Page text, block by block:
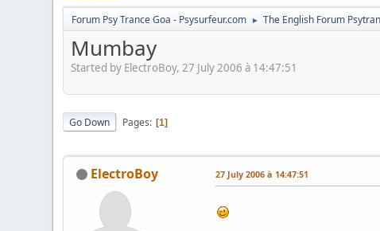
Forum Psy Trance Goa - Psysurfeur.com ► The English Forum
Mumbay
Started by ElectroBoy, 27 July 2006 à 14:47:51
Go Down Pages 1
ElectroBoy 27 July 2006 à 14:47:51